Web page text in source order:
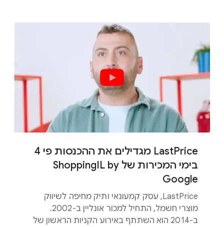
LastPrice מגדילים את ההכנסות פי 4
בימי המכירות של ShoppingIL by
Google
LastPrice, עסק קמעונאי ותיק מחיפה לשיווק
מוצרי חשמל, התחיל למכור אונליין ב-2002.
ב-2014 הוא השתתף באירוע הקניות הראשון של